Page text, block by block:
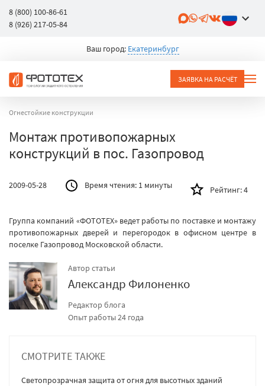
8 (800) 100-86-61
8 (926) 217-05-84
Ваш город: Екатеринбург
ЗАЯВКА НА РАСЧЁТ
Огнестойкие конструкции
Монтаж противопожарных
конструкций в пос. Газопровод
2009-05-28 Время чтения: 1 минуты Рейтинг:4
Группа компаний «ФОТОТЕХ» ведет работы по поставке и монтажу
противопожарных дверей и перегородок в офисном центре в
поселке Газопровод Московской области.
Автор статьи
Александр Филоненко
Редактор блога
Опыт работы 24 года
СМОТРИТЕ ТАКЖЕ
Светопрозрачная защита от огня для высотных зданий